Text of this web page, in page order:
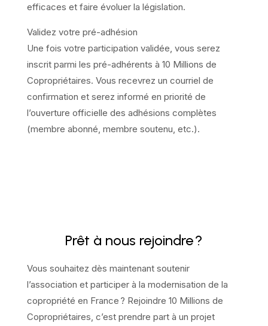
efficaces et faire évoluer la législation.
Validez votre pré-adhésion
Une fois votre participation validée, vous serez
inscrit parmi les pré-adhérents à 10 Millions de
Copropriétaires. Vous recevrez un courriel de
confirmation et serez informé en priorité de
l’ouverture officielle des adhésions complètes
(membre abonné, membre soutenu, etc.).
Prêt à nous rejoindre ?
Vous souhaitez dès maintenant soutenir
l’association et participer à la modernisation de la
copropriété en France ? Rejoindre 10 Millions de
Copropriétaires, c’est prendre part à un projet